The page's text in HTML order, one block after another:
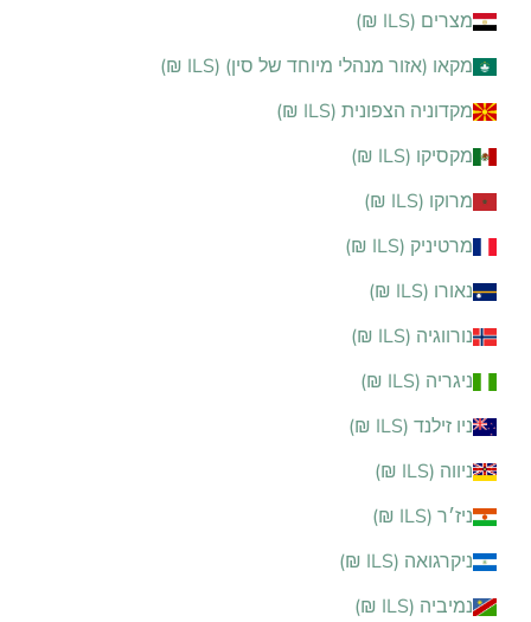
מצרים (ILS ₪)
מקאו (אזור מנהלי מיוחד של סין) (ILS ₪)
מקדוניה הצפונית (ILS ₪)
מקסיקו (ILS ₪)
מרוקו (ILS ₪)
מרטיניק (ILS ₪)
נאורו (ILS ₪)
נורווגיה (ILS ₪)
ניגריה (ILS ₪)
ניו זילנד (ILS ₪)
ניווה (ILS ₪)
ניז׳ר (ILS ₪)
ניקרגואה (ILS ₪)
נמיביה (ILS ₪)